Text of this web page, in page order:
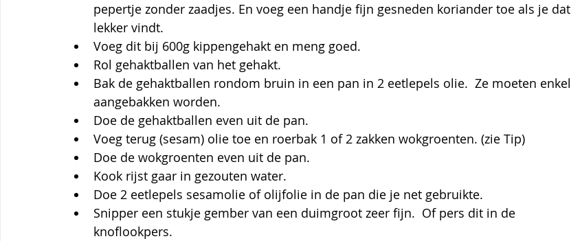
pepertje zonder zaadjes. En voeg een handje fijn gesneden koriander toe als je dat
lekker vindt.
Voeg dit bij 600g kippengehakt en meng goed.
Rol gehaktballen van het gehakt.
Bak de gehaktballen rondom bruin in een pan in 2 eetlepels olie.  Ze moeten enkel
aangebakken worden.
Doe de gehaktballen even uit de pan.
Voeg terug (sesam) olie toe en roerbak 1 of 2 zakken wokgroenten. (zie Tip)
Doe de wokgroenten even uit de pan.
Kook rijst gaar in gezouten water.
Doe 2 eetlepels sesamolie of olijfolie in de pan die je net gebruikte.
Snipper een stukje gember van een duimgroot zeer fijn.  Of pers dit in de
knoflookpers.